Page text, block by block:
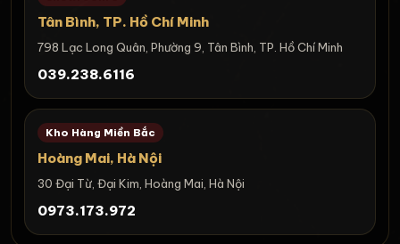
Tân Bình, TP. Hồ Chí Minh
798 Lạc Long Quân, Phường 9, Tân Bình, TP. Hồ Chí Minh
039.238.6116
Kho Hàng Miền Bắc
Hoàng Mai, Hà Nội
30 Đại Từ, Đại Kim, Hoàng Mai, Hà Nội
0973.173.972